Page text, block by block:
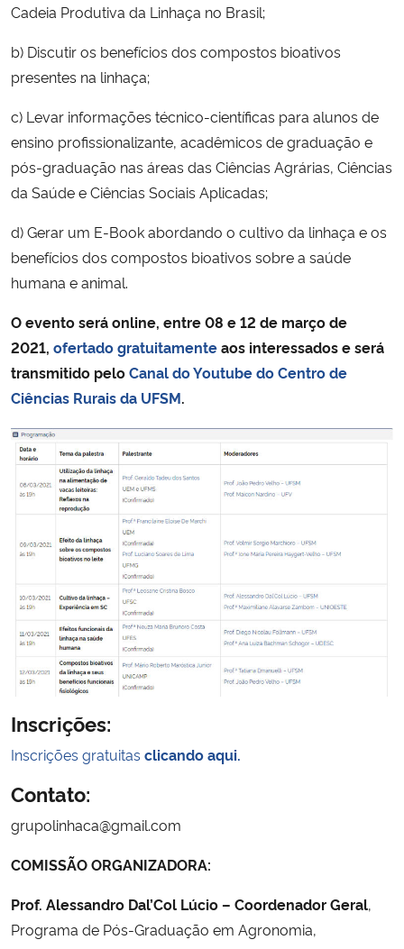
Cadeia Produtiva da Linhaça no Brasil;
b) Discutir os benefícios dos compostos bioativos
presentes na linhaça;
c) Levar informações técnico-científicas para alunos de
ensino profissionalizante, acadêmicos de graduação e
pós-graduação nas áreas das Ciências Agrárias, Ciências
da Saúde e Ciências Sociais Aplicadas;
d) Gerar um E-Book abordando o cultivo da linhaça e os
benefícios dos compostos bioativos sobre a saúde
humana e animal.
O evento será online, entre 08 e 12 de março de
2021, ofertado gratuitamenteaos interessados e será
transmitido peloCanal do Youtube do Centro de
Ciências Rurais da UFSM.
Inscrições:
Inscrições gratuitas clicandoaqui.
Contato:
grupolinhaca@gmail.com
COMISSÃO ORGANIZADORA:
Prof. Alessandro Dal’Col Lúcio – Coordenador Geral,
Programa de Pós-Graduação em Agronomia,